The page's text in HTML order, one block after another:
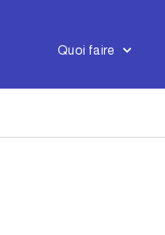
Quoi faire